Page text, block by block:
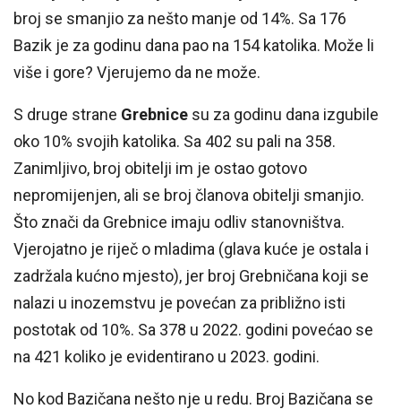
broj se smanjio za nešto manje od 14%. Sa 176
Bazik je za godinu dana pao na 154 katolika. Može li
više i gore? Vjerujemo da ne može.
S druge strane Grebnice su za godinu dana izgubile
oko 10% svojih katolika. Sa 402 su pali na 358.
Zanimljivo, broj obitelji im je ostao gotovo
nepromijenjen, ali se broj članova obitelji smanjio.
Što znači da Grebnice imaju odliv stanovništva.
Vjerojatno je riječ o mladima (glava kuće je ostala i
zadržala kućno mjesto), jer broj Grebničana koji se
nalazi u inozemstvu je povećan za približno isti
postotak od 10%. Sa 378 u 2022. godini povećao se
na 421 koliko je evidentirano u 2023. godini.
No kod Bazičana nešto nje u redu. Broj Bazičana se